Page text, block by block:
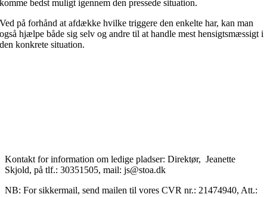
komme bedst muligt igennem den pressede situation.
Ved på forhånd at afdække hvilke triggere den enkelte har, kan man
også hjælpe både sig selv og andre til at handle mest hensigtsmæssigt i
den konkrete situation.
Kontakt for information om ledige pladser: Direktør, Jeanette
Skjold, på tlf.: 30351505, mail: js@stoa.dk
NB: For sikkermail, send mailen til vores CVR nr.: 21474940, Att.: